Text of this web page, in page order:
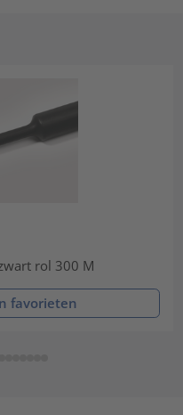
rol 300 M
favorieten